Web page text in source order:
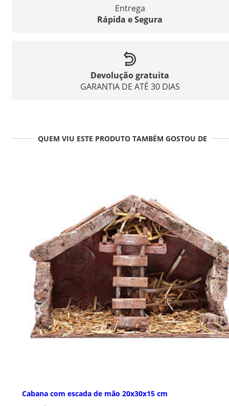
Entrega
Rápida e Segura
Devolução gratuita
GARANTIA DE ATÉ 30 DIAS
QUEM VIU ESTE PRODUTO TAMBÉM GOSTOU DE
Cabana com escada de mão 20x30x15 cm